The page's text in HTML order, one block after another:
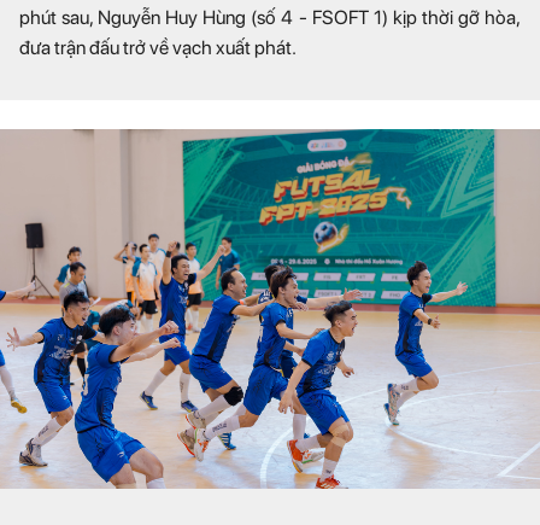
phút sau, Nguyễn Huy Hùng (số 4 - FSOFT 1) kịp thời gỡ hòa,
đưa trận đấu trở về vạch xuất phát.